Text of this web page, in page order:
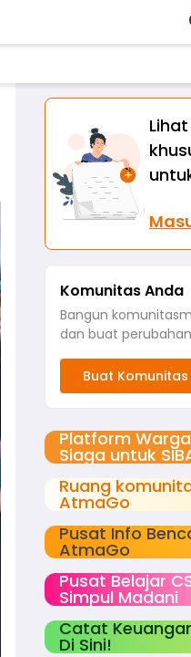
Komunitas Anda
Bangun
dan buat
Buat Komunitas
Platform Warga
Siaga untuk
Ruang
AtmaGo
Pusat Info
AtmaGo
Pusat Belajar
Simpul Madani
Catat
Di Sini!